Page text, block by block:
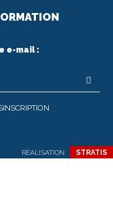
e-mail :
RÉALISATION STRATIS